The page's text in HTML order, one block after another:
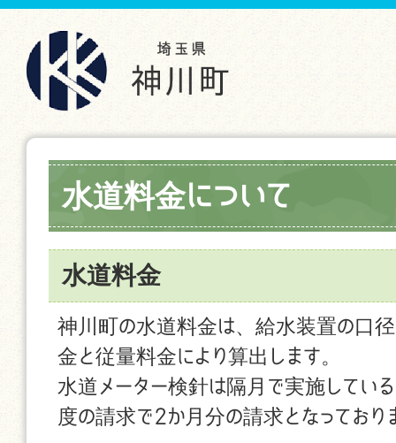
水道料金について
水道料金
神川町の水道料金は、給水装置の口
金と従量料金により算出します。
水道メーター検針は隔月で実施してい
度の請求で2か月分の請求となっており